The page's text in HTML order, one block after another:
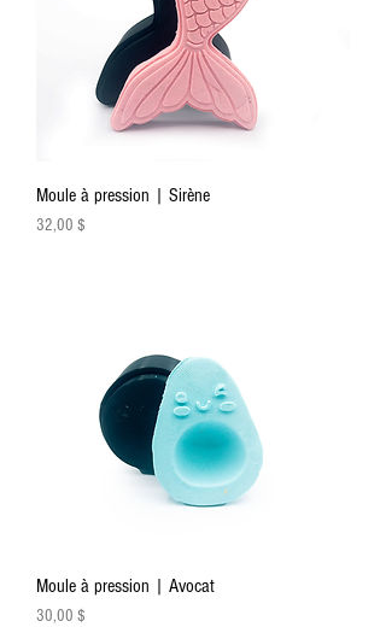
Moule à pression | Sirène
Prix
32,00 $
Moule à pression | Avocat
Prix
30,00 $